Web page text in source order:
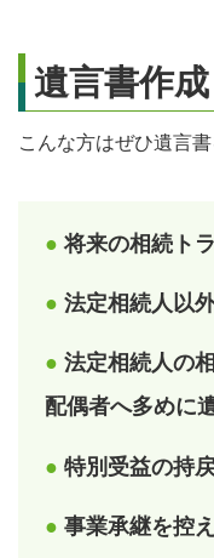
遺言書作成
こんな方はぜひ遺言
● 将来の相続ト
● 法定相続人以
● 法定相続人の
配偶者へ多めに
● 特別受益の持
● 事業承継を控